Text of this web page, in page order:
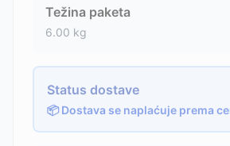
Težina paketa
6.00 kg
Status dostave
📦 Dostava se naplaćuje prema